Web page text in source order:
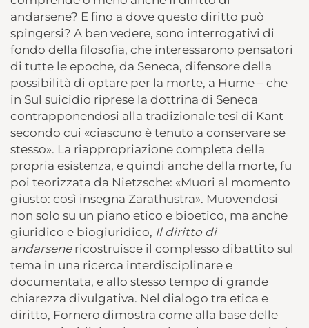
andarsene? E fino a dove questo diritto può
spingersi? A ben vedere, sono interrogativi di
fondo della filosofia, che interessarono pensatori
di tutte le epoche, da Seneca, difensore della
possibilità di optare per la morte, a Hume – che
in Sul suicidio riprese la dottrina di Seneca
contrapponendosi alla tradizionale tesi di Kant
secondo cui «ciascuno è tenuto a conservare se
stesso». La riappropriazione completa della
propria esistenza, e quindi anche della morte, fu
poi teorizzata da Nietzsche: «Muori al momento
giusto: così insegna Zarathustra». Muovendosi
non solo su un piano etico e bioetico, ma anche
giuridico e biogiuridico, Il diritto di
andarsenericostruisce il complesso dibattito sul
tema in una ricerca interdisciplinare e
documentata, e allo stesso tempo di grande
chiarezza divulgativa. Nel dialogo tra etica e
diritto, Fornero dimostra come alla base delle